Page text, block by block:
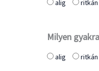
alig ritkán
Milyen
alig ritkán